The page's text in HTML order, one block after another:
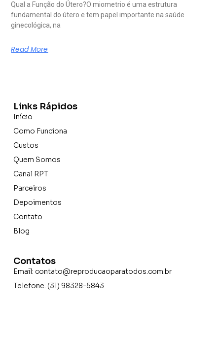
Qual a Função do Útero?O miometrio é uma estrutura
fundamental do útero e tem papel importante na saúde
ginecológica, na
Read More
Links Rápidos
Início
Como Funciona
Custos
Quem Somos
Canal RPT
Parceiros
Depoimentos
Contato
Blog
Contatos
Email: contato@reproducaoparatodos.com.br
Telefone: (31) 98328-5843